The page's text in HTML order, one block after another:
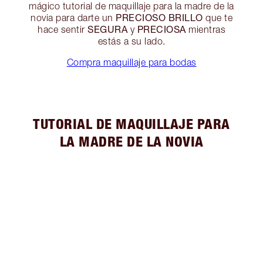
mágico tutorial de maquillaje para la madre de la
novia para darte un PRECIOSO BRILLO que te
hace sentir SEGURA y PRECIOSA mientras
estás a su lado.
Compra maquillaje para bodas
TUTORIAL DE MAQUILLAJE PARA
LA MADRE DE LA NOVIA